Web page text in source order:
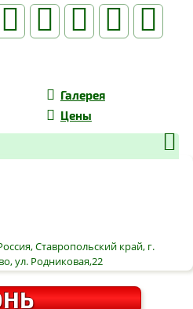
Галерея
Цены
Ставропольский край, г.
ул. Родниковая,22